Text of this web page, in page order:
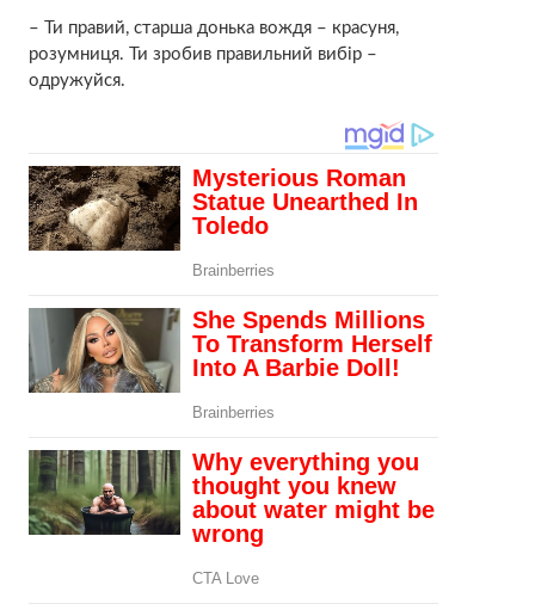
– Ти правий, старша донька вождя – красуня,
розумниця. Ти зробив правильний вибір –
oдpужуйcя.